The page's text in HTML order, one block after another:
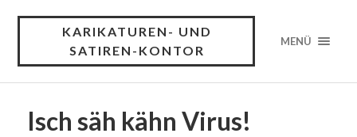
KARIKATUREN- UND
SATIREN-KONTOR
MENÜ
Isch säh kähn Virus!